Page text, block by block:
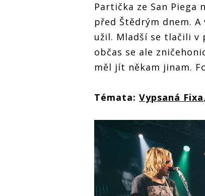
Partička ze San Piega
před Štědrým dnem.
užil. Mladší se tlačili
občas se ale
měl jít někam jinam.
Témata: Vypsaná Fixa